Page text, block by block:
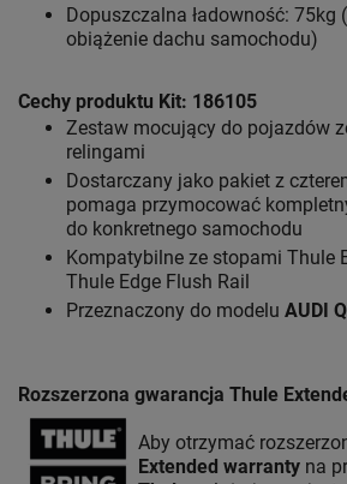
Dopuszczalna ładowność: 75kg
obiążenie dachu samochodu)
Cechy produktu Kit: 186105
Zestaw mocujący do pojazdów
relingami
Dostarczany jako pakiet z
pomaga przymocować
do konkretnego samochodu
Kompatybilne ze stopami Thule
Thule Edge Flush Rail
Przeznaczony do modelu AUDI
Rozszerzona gwarancja Thule
Aby otrzymać
Extended warranty na